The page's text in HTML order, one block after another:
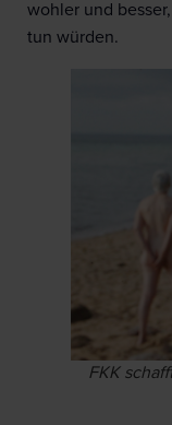
wohler und
tun würden.
FKK